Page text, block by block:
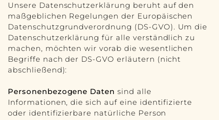
BILD
SPIEGEL
KONTAKT
EN
FR
Unsere Datenschutzerklärung beruht auf den
maßgeblichen Regelungen der Europäischen
Datenschutzgrundverordnung (DS-GVO). Um die
Datenschutzerklärung für alle verständlich zu
machen, möchten wir vorab die wesentlichen
Begriffe nach der DS-GVO erläutern (nicht
abschließend):
Personenbezogene Daten sind alle
Informationen, die sich auf eine identifizierte
oder identifizierbare natürliche Person